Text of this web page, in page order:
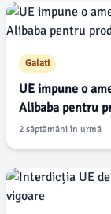
Galati
UE impune o
Alibaba pentru
2 săptămâni în urmă